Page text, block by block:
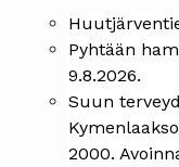
Pyhtään
9.8.2026.
Suun
2000.